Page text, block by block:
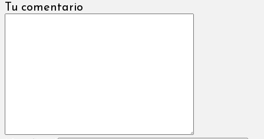
Tu comentario